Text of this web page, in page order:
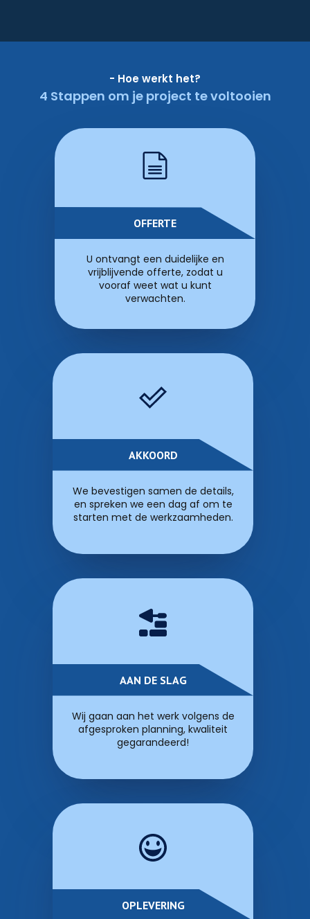
- Hoe werkt het?
4 Stappen om je project te voltooien
OFFERTE
U ontvangt een duidelijke en
vrijblijvende offerte, zodat u
vooraf weet wat u kunt
verwachten.
AKKOORD
We bevestigen samen de details,
en spreken we een dag af om te
starten met de werkzaamheden.
AAN DE SLAG
Wij gaan aan het werk volgens de
afgesproken planning, kwaliteit
gegarandeerd!
OPLEVERING